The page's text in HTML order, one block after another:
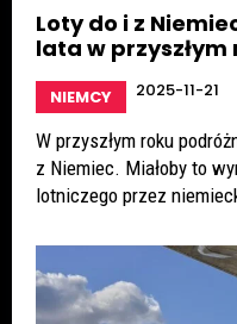
Loty do i z
lata w przyszłym
NIEMCY 2025-11-21
W przyszłym roku
z Niemiec. Miałoby to
lotniczego przez